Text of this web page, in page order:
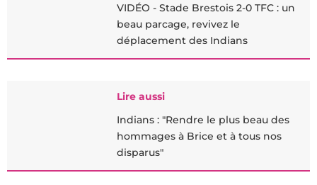
VIDÉO - Stade Brestois 2-0 TFC : un
beau parcage, revivez le
déplacement des Indians
Lire aussi
Indians : "Rendre le plus beau des
hommages à Brice et à tous nos
disparus"